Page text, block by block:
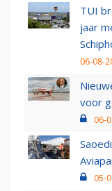
TUI
jaar
06-08-
voor
06-
05-